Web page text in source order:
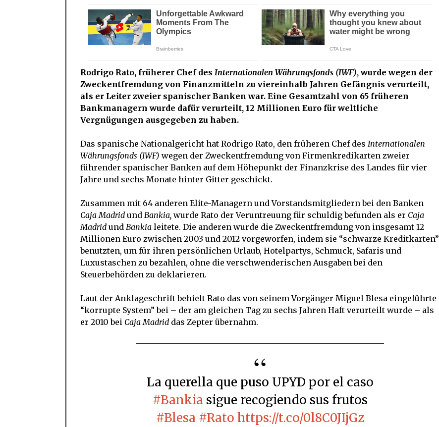
Rodrigo Rato, früherer Chef des Internationalen Währungsfonds (IWF), wurde wegen der
Zweckentfremdung von Finanzmitteln zu viereinhalb Jahren Gefängnis verurteilt,
als er Leiter zweier spanischer Banken war. Eine Gesamtzahl von 65 früheren
Bankmanagern wurde dafür verurteilt, 12 Millionen Euro für weltliche
Vergnügungen ausgegeben zu haben.
Das spanische Nationalgericht hat Rodrigo Rato, den früheren Chef des Internationalen
Währungsfonds (IWF) wegen der Zweckentfremdung von Firmenkredikarten zweier
führender spanischer Banken auf dem Höhepunkt der Finanzkrise des Landes für vier
Jahre und sechs Monate hinter Gitter geschickt.
Zusammen mit 64 anderen Elite-Managern und Vorstandsmitgliedern bei den Banken
Caja Madrid und Bankia, wurde Rato der Veruntreuung für schuldig befunden als er Caja
Madrid und Bankia leitete. Die anderen wurde die Zweckentfremdung von insgesamt 12
Millionen Euro zwischen 2003 und 2012 vorgeworfen, indem sie “schwarze Kreditkarten”
benutzten, um für ihren persönlichen Urlaub, Hotelpartys, Schmuck, Safaris und
Luxustaschen zu bezahlen, ohne die verschwenderischen Ausgaben bei den
Steuerbehörden zu deklarieren.
Laut der Anklageschrift behielt Rato das von seinem Vorgänger Miguel Blesa eingeführte
“korrupte System” bei – der am gleichen Tag zu sechs Jahren Haft verurteilt wurde – als
er 2010 bei Caja Madrid das Zepter übernahm.
La querella que puso UPYD por el caso
#Bankia sigue recogiendo sus frutos
#Blesa #Rato https://t.co/0l8C0JIjGz